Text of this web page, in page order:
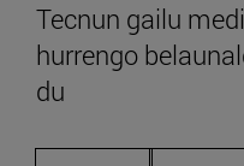
Tecnun gailu
hurrengo
du